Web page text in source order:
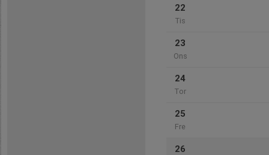
22
Tis
23
Ons
24
Tor
25
Fre
26